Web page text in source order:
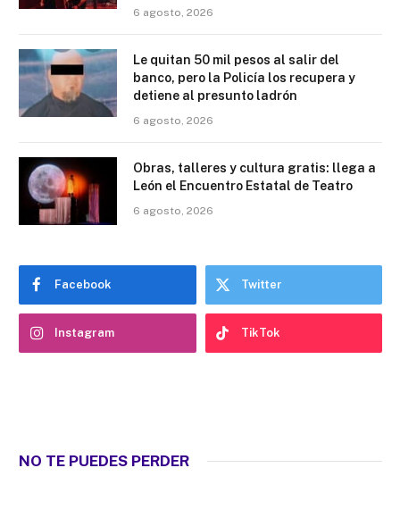
6 agosto, 2026
Le quitan 50 mil pesos al salir del
banco, pero la Policía los recupera y
detiene al presunto ladrón
6 agosto, 2026
Obras, talleres y cultura gratis: llega a
León el Encuentro Estatal de Teatro
6 agosto, 2026
Facebook Twitter
Instagram TikTok
NO TE PUEDES PERDER